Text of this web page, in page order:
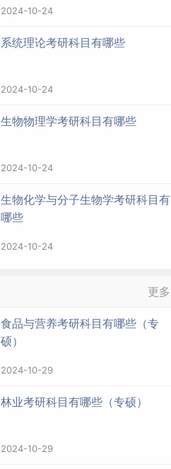
2024-10-24
系统理论考研科目有哪些
2024-10-24
生物物理学考研科目有哪些
2024-10-24
生物化学与分子生物学考研科目有
哪些
2024-10-24
更多
食品与营养考研科目有哪些（专
硕）
2024-10-29
林业考研科目有哪些（专硕）
2024-10-29